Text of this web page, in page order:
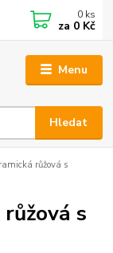
Menu
Hledat
0 ks
za 0 Kč
růžová s
s